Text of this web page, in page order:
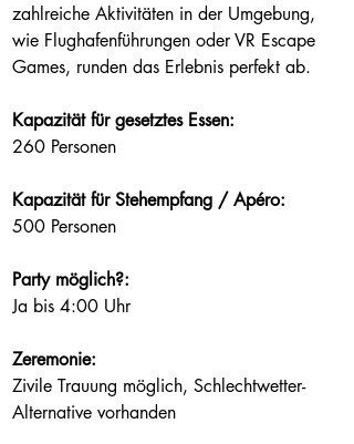
zahlreiche Aktivitäten in der Umgebung,
wie Flughafenführungen oder VR Escape
Games, runden das Erlebnis perfekt ab.
Kapazität für gesetztes Essen:
260 Personen
Kapazität für Stehempfang / Apéro:
500 Personen
Party möglich?:
Ja bis 4:00 Uhr
Zeremonie:
Zivile Trauung möglich, Schlechtwetter-
Alternative vorhanden